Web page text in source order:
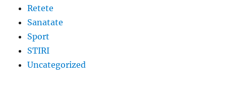
Retete
Sanatate
Sport
STIRI
Uncategorized